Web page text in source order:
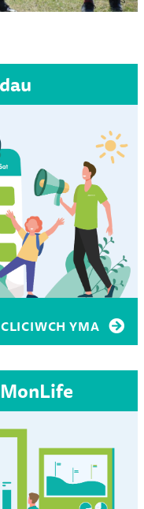
CLICIWCH YMA